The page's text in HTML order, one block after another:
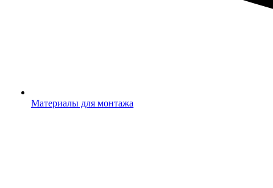
Материалы для монтажа